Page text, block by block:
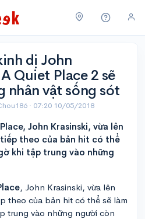
dị John
Quiet Place 2 sẽ
nhân vật sống sót
· 07:20 10/05/2018
John Krasinski, vừa lên
theo của bản hit có thể
khi tập trung vào những
, John Krasinski, vừa lên
theo của bản hit có thể sẽ làm
trung vào những người còn